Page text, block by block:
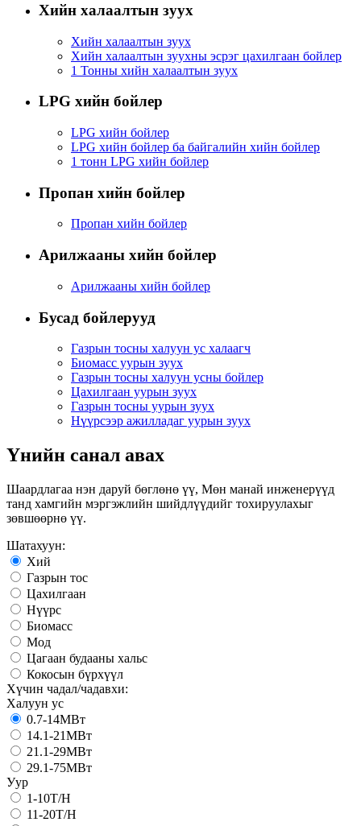
Хийн халаалтын зуух
Хийн халаалтын зуух
Хийн халаалтын зуухны эсрэг цахилгаан бойлер
1 Тонны хийн халаалтын зуух
LPG хийн бойлер
LPG хийн бойлер
LPG хийн бойлер ба байгалийн хийн бойлер
1 тонн LPG хийн бойлер
Пропан хийн бойлер
Пропан хийн бойлер
Арилжааны хийн бойлер
Арилжааны хийн бойлер
Бусад бойлерууд
Газрын тосны халуун ус халаагч
Биомасс уурын зуух
Газрын тосны халуун усны бойлер
Цахилгаан уурын зуух
Газрын тосны уурын зуух
Нүүрсээр ажилладаг уурын зуух
Үнийн санал авах
Шаардлагаа нэн даруй бөглөнө үү, Мөн манай инженерүүд
танд хамгийн мэргэжлийн шийдлүүдийг тохируулахыг
зөвшөөрнө үү.
Шатахуун:
Хий
Газрын тос
Цахилгаан
Нүүрс
Биомасс
Мод
Цагаан будааны хальс
Кокосын бүрхүүл
Хүчин чадал/чадавхи:
Халуун ус
0.7-14МВт
14.1-21МВт
21.1-29МВт
29.1-75МВт
Уур
1-10T/H
11-20T/H